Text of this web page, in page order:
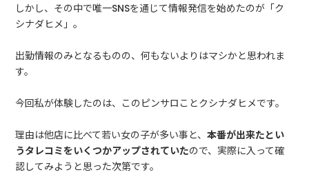
しかし、その中で唯一SNSを通じて情報発信を始めたのが「ク
シナダヒメ」。
出勤情報のみとなるものの、何もないよりはマシかと思われま
す。
今回私が体験したのは、このピンサロことクシナダヒメです。
理由は他店に比べて若い女の子が多い事と、本番が出来たとい
うタレコミをいくつかアップされていたので、実際に入って確
認してみようと思った次第です。